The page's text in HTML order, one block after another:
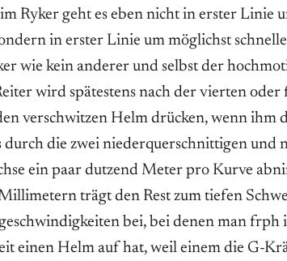
Ryker geht es eben nicht in erster Linie
in erster Linie um möglichst
wie kein anderer und selbst der
wird spätestens nach der vierten
verschwitzen Helm drücken, wenn ihm
die zwei niederquerschnittigen und
ein paar dutzend Meter pro Kurve
trägt den Rest zum tiefen
bei, bei denen man frph
einen Helm auf hat, weil einem die G-